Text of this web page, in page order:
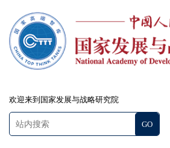
欢迎来到国家发展与战略研究院